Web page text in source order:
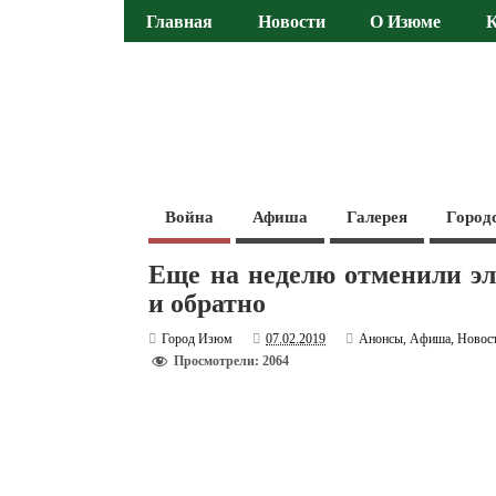
Главная Новости О Изюме
Война Афиша Галерея
Еще на неделю отменили
и обратно
Город Изюм 07.02.2019 Анонсы,Афиша,
Просмотрели: 2064